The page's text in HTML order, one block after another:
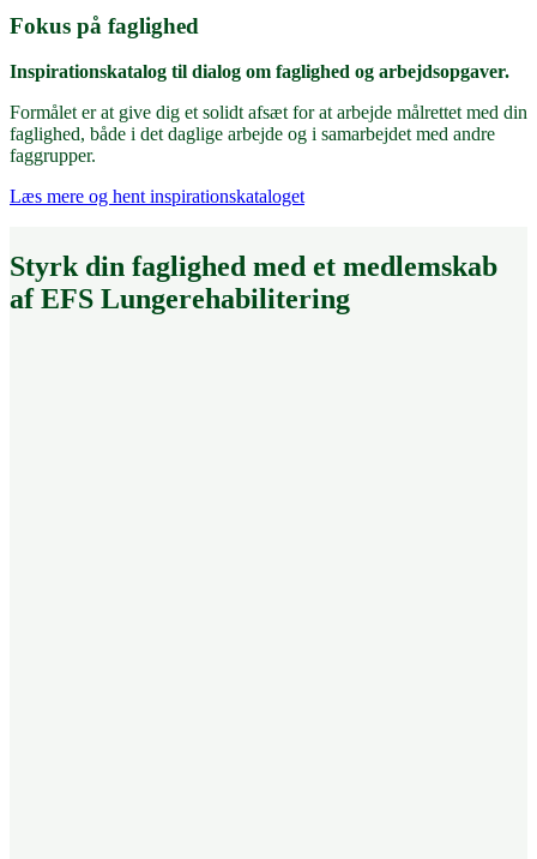
Fokus på faglighed
Inspirationskatalog til dialog om faglighed og arbejdsopgaver.
Formålet er at give dig et solidt afsæt for at arbejde målrettet med din
faglighed, både i det daglige arbejde og i samarbejdet med andre
faggrupper.
Læs mere og hent inspirationskataloget
Styrk din faglighed med et medlemskab
af EFS Lungerehabilitering